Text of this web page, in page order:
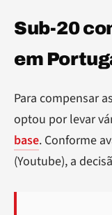
Sub-20
em
Para compensar
optou por levar
base. Conforme
(Youtube), a